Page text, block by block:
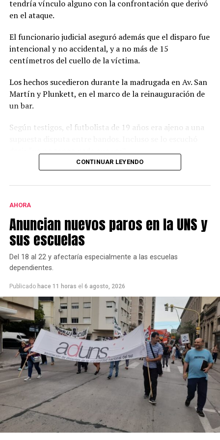
tendría vínculo alguno con la confrontación que derivó
en el ataque.
El funcionario judicial aseguró además que el disparo fue
intencional y no accidental, y a no más de 15
centímetros del cuello de la víctima.
Los hechos sucedieron durante la madrugada en Av. San
Martín y Plunkett, en el marco de la reinauguración de
un bar.
Según testigos, el futbolista de 19 años era ajeno a una
Desde el local,y a través de un comunicado, aseguraron
que en el interior no hubo ningún incidente.
CONTINUAR LEYENDO
AHORA
Anuncian nuevos paros en la UNS y
sus escuelas
Del 18 al 22 y afectaría especialmente a las escuelas
dependientes.
Publicado hace 11 horas el 6 agosto, 2026